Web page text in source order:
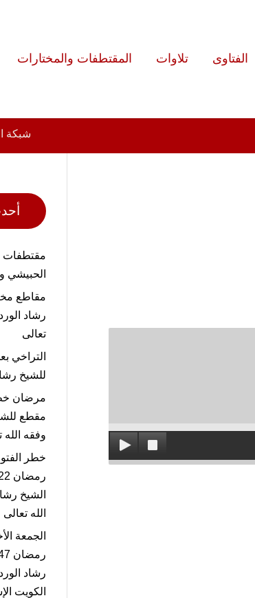
الفتاوى تلاوات المقتطفات والمختارات
شبكة
مقتطفات
الحبيشي
مقاطع
رشاد
تعالى
التراخي
للشيخ
مرضان
مقطع
وفقه الله
خطر
الشيخ
الله تعالى
رشاد
الكويت